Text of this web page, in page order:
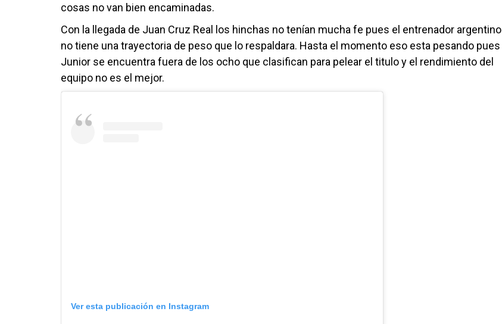
cosas no van bien encaminadas.
Con la llegada de Juan Cruz Real los hinchas no tenían mucha fe pues el entrenador argentino
no tiene una trayectoria de peso que lo respaldara. Hasta el momento eso esta pesando pues
Junior se encuentra fuera de los ocho que clasifican para pelear el titulo y el rendimiento del
equipo no es el mejor.
Ver esta publicación en Instagram